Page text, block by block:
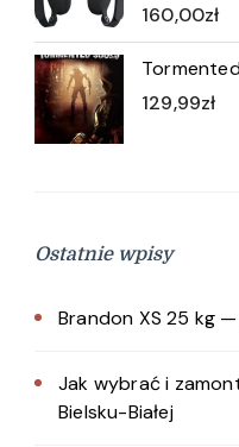
160,00zł
129,99zł
Ostatnie wpisy
Brandon XS 25 kg
Jak wybrać i
Bielsku-Białej